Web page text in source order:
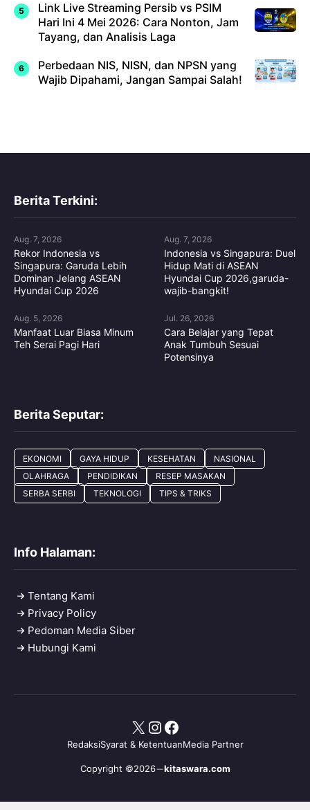
Link Live Streaming Persib vs PSIM
Hari Ini 4 Mei 2026: Cara Nonton, Jam
Tayang, dan Analisis Laga
Perbedaan NIS, NISN, dan NPSN yang
Wajib Dipahami, Jangan Sampai Salah!
Berita Terkini:
Aug. 7, 2026
Rekor Indonesia vs
Singapura: Garuda Lebih
Dominan Jelang ASEAN
Hyundai Cup 2026
Aug. 7, 2026
Indonesia vs Singapura: Duel
Hidup Mati di ASEAN
Hyundai Cup 2026,garuda-
wajib-bangkit!
Aug. 5, 2026
Manfaat Luar Biasa Minum
Teh Serai Pagi Hari
Jul. 26, 2026
Cara Belajar yang Tepat
Anak Tumbuh Sesuai
Potensinya
Berita Seputar:
EKONOMI GAYA HIDUP KESEHATAN
NASIONAL
OLAHRAGA
PENDIDIKAN
RESEP MASAKAN
SERBA SERBI
TEKNOLOGI TIPS & TRIKS
Info Halaman:
Tentang Kami
Privacy Policy
Pedoman Media Siber
Hubungi Kami
Copyright ©2026 kitaswara.com
RedaksiSyarat & KetentuanMedia Partner
X Instagram
Facebook